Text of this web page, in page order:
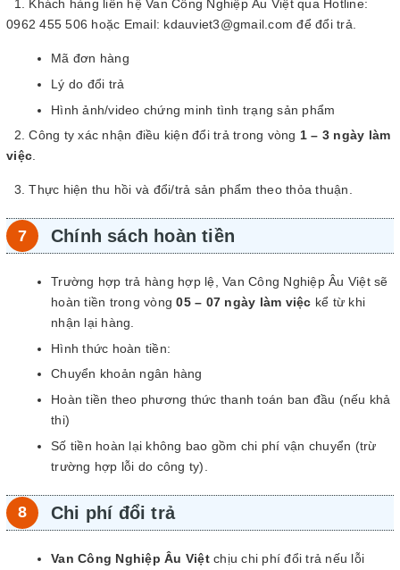
1. Khách hàng liên hệ Van Công Nghiệp Âu Việt qua Hotline:
0962 455 506 hoặc Email: kdauviet3@gmail.com để đổi trả.
Mã đơn hàng
Lý do đổi trả
Hình ảnh/video chứng minh tình trạng sản phẩm
2. Công ty xác nhận điều kiện đổi trả trong vòng 1 – 3 ngày làm
việc
3. Thực hiện thu hồi và đổi/trả sản phẩm theo thỏa thuận.
Chính sách hoàn tiền
Trường hợp trả hàng hợp lệ, Van Công Nghiệp Âu Việt sẽ
hoàn tiền trong vòng05 – 07 ngày làm việc kể từ khi
nhận lại hàng.
Hình thức hoàn tiền:
Chuyển khoản ngân hàng
Hoàn tiền theo phương thức thanh toán ban đầu (nếu khả
thi)
Số tiền hoàn lại không bao gồm chi phí vận chuyển (trừ
trường hợp lỗi do công ty).
Chi phí đổi trả
Van Công Nghiệp Âu Việt chịu chi phí đổi trả nếu lỗi